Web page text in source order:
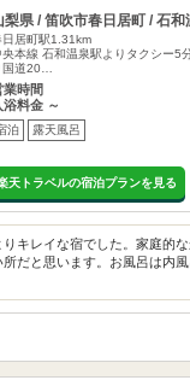
梨県 / 笛吹市春日居町 / 石和
日居町駅1.31km
央本線 石和温泉駅よりタクシー5
国道20…
業時間
浴料金 ～
泊 露天風呂
天トラベルの宿泊プランを見る
キレイな宿でした。家庭的
だと思います。お風呂は内